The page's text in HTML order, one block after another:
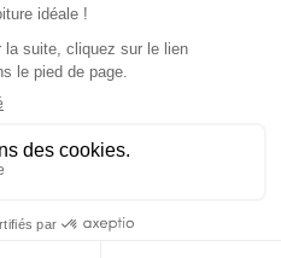
VOS RÊVES
Deux Grands Prix
Silverstone et le
Americas lancent
Aug 6, 2026